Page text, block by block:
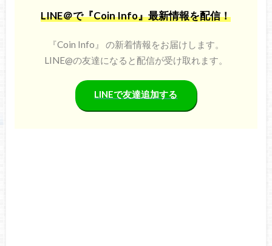
LINE＠で『Coin Info』最新情報を配信！
『Coin Info』 の新着情報をお届けします。
LINE@の友達になると配信が受け取れます。
LINEで友達追加する